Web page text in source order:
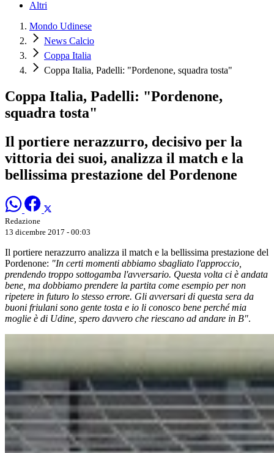
Altri
Mondo Udinese
News Calcio
Coppa Italia
Coppa Italia, Padelli: "Pordenone, squadra tosta"
Coppa Italia, Padelli: "Pordenone,
squadra tosta"
Il portiere nerazzurro, decisivo per la
vittoria dei suoi, analizza il match e la
bellissima prestazione del Pordenone
Redazione
13 dicembre 2017 - 00:03
Il portiere nerazzurro analizza il match e la bellissima prestazione del
Pordenone: "In certi momenti abbiamo sbagliato l'approccio,
prendendo troppo sottogamba l'avversario. Questa volta ci è andata
bene, ma dobbiamo prendere la partita come esempio per non
ripetere in futuro lo stesso errore. Gli avversari di questa sera da
buoni friulani sono gente tosta e io li conosco bene perché mia
moglie è di Udine, spero davvero che riescano ad andare in B".